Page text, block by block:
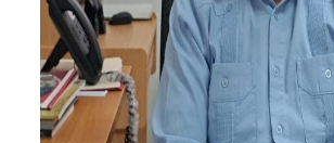
SNS y el SRSO actualizan Manual
Osiris de León responde a Roberto
DGPCF: 55 años sembrando